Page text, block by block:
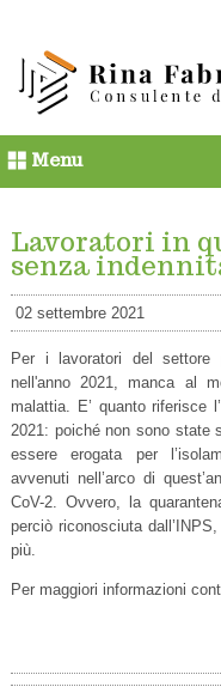
Menu
Lavoratori in
senza
02 settembre 2021
Per i lavoratori del settore
nell'anno 2021, manca al
malattia. E’ quanto riferisce
2021: poiché non sono state
essere erogata per
avvenuti nell’arco di
CoV-2. Ovvero, la
perciò riconosciuta
più.
Per maggiori informazioni